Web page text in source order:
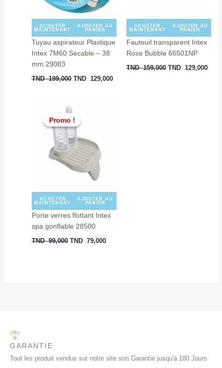
ACHETER
MAINTENANT
AJOUTER AU
PANIER
Tuyau aspirateur Plastique
Intex 7M60 Secable – 38
mm 29083
TND199,000 TND 129,000
ACHETER
MAINTENANT
AJOUTER AU
PANIER
Fauteuil transparent Intex
Rose Bubble 66501NP
TND159,000 TND 129,000
Promo !
Promo !
ACHETER
MAINTENANT
AJOUTER AU
PANIER
Porte verres flottant Intex
spa gonflable 28500
TND99,000
Le
prix
initial
était :
TND
99,000.
TND 79,000
GARANTIE
Tout les produit vendus sur notre site son Garantie jusqu'à 180 Jours